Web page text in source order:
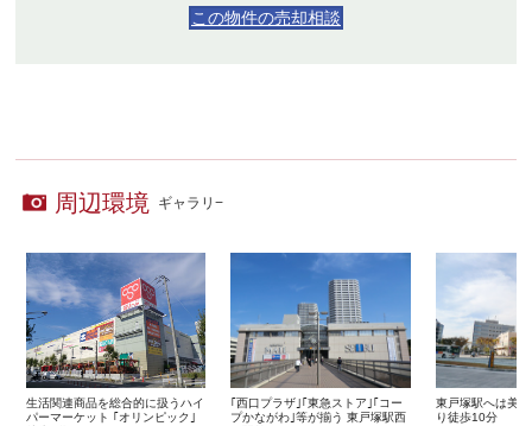
この物件の売却相談
周辺環境 ギャラリ−
生活関連商品を総合的に扱うハイ
パーマーケット ｢オリンピック｣
｢西口プラザ｣｢東急ストア｣｢コー
プかながわ｣等が揃う 東戸塚駅西
東戸塚駅へは美
り徒歩10分